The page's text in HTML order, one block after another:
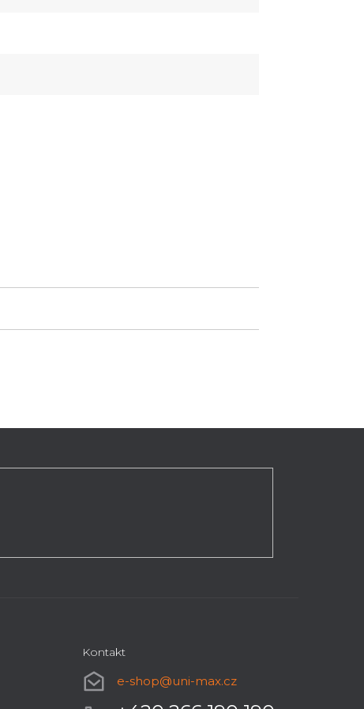
Kontakt
e-shop@uni-max.cz